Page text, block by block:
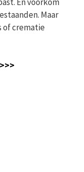
Maar
of crematie